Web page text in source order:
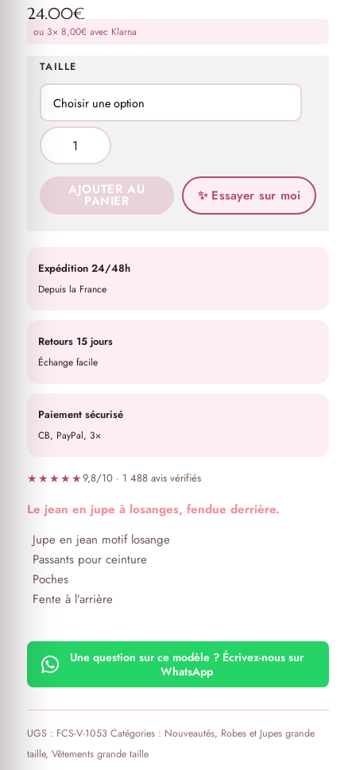
★★★★★9,8/10 · 1 488 avis vérifiés
24,00€
ou 3× 8,00€avec Klarna
Le jean en jupe à losanges, fendue derrière.
Jupe en jean motif losange
Passants pour ceinture
Poches
Fente à l’arrière
TAILLE
AJOUTER AU
PANIER ✨ Essayer sur moi
Expédition 24/48h
Depuis la France
Retours 15 jours
Échange facile
Paiement sécurisé
CB, PayPal, 3×
Une question sur ce modèle ? Écrivez-nous sur
WhatsApp
UGS : FCS-V-1053 Catégories : Nouveautés, Robes et Jupes grande
taille, Vêtements grande taille